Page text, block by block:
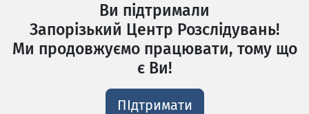
Ви підтримали
Запорізький Центр Розслідувань!
Ми продовжуємо працювати, тому що
є Ви!
ПІдтримати